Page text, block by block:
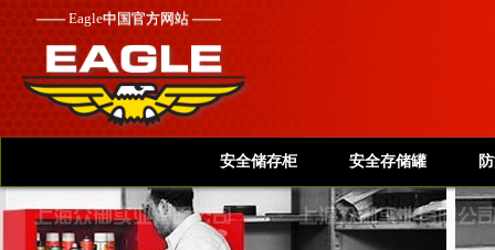
——Eagle中国官方网站 ——
安全储存柜 安全存储罐